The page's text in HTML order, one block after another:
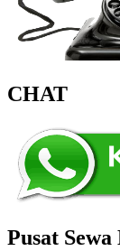
CHAT
Pusat